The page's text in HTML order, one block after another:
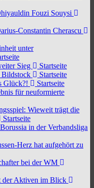
Fouzi Souysi
Constantin Cherascu
unter
Sieg
Startseite
Bildstock
Startseite
Glück?!
Startseite
für neuformierte
Wieweit trägt die
Startseite
in der Verbandsliga
Herz hat aufgehört zu
bei der WM
der Aktiven im Blick